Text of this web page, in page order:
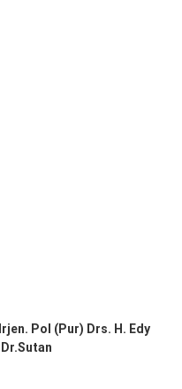
Pol (Pur) Drs. H. Edy
Dr.Sutan